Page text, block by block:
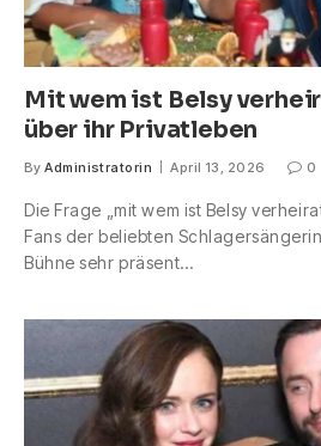
Mit wem ist Belsy
über ihr Privatleben
By Administratorin April 13, 2026 0
Die Frage „mit wem ist Belsy
Fans der beliebten
Bühne sehr präsent…